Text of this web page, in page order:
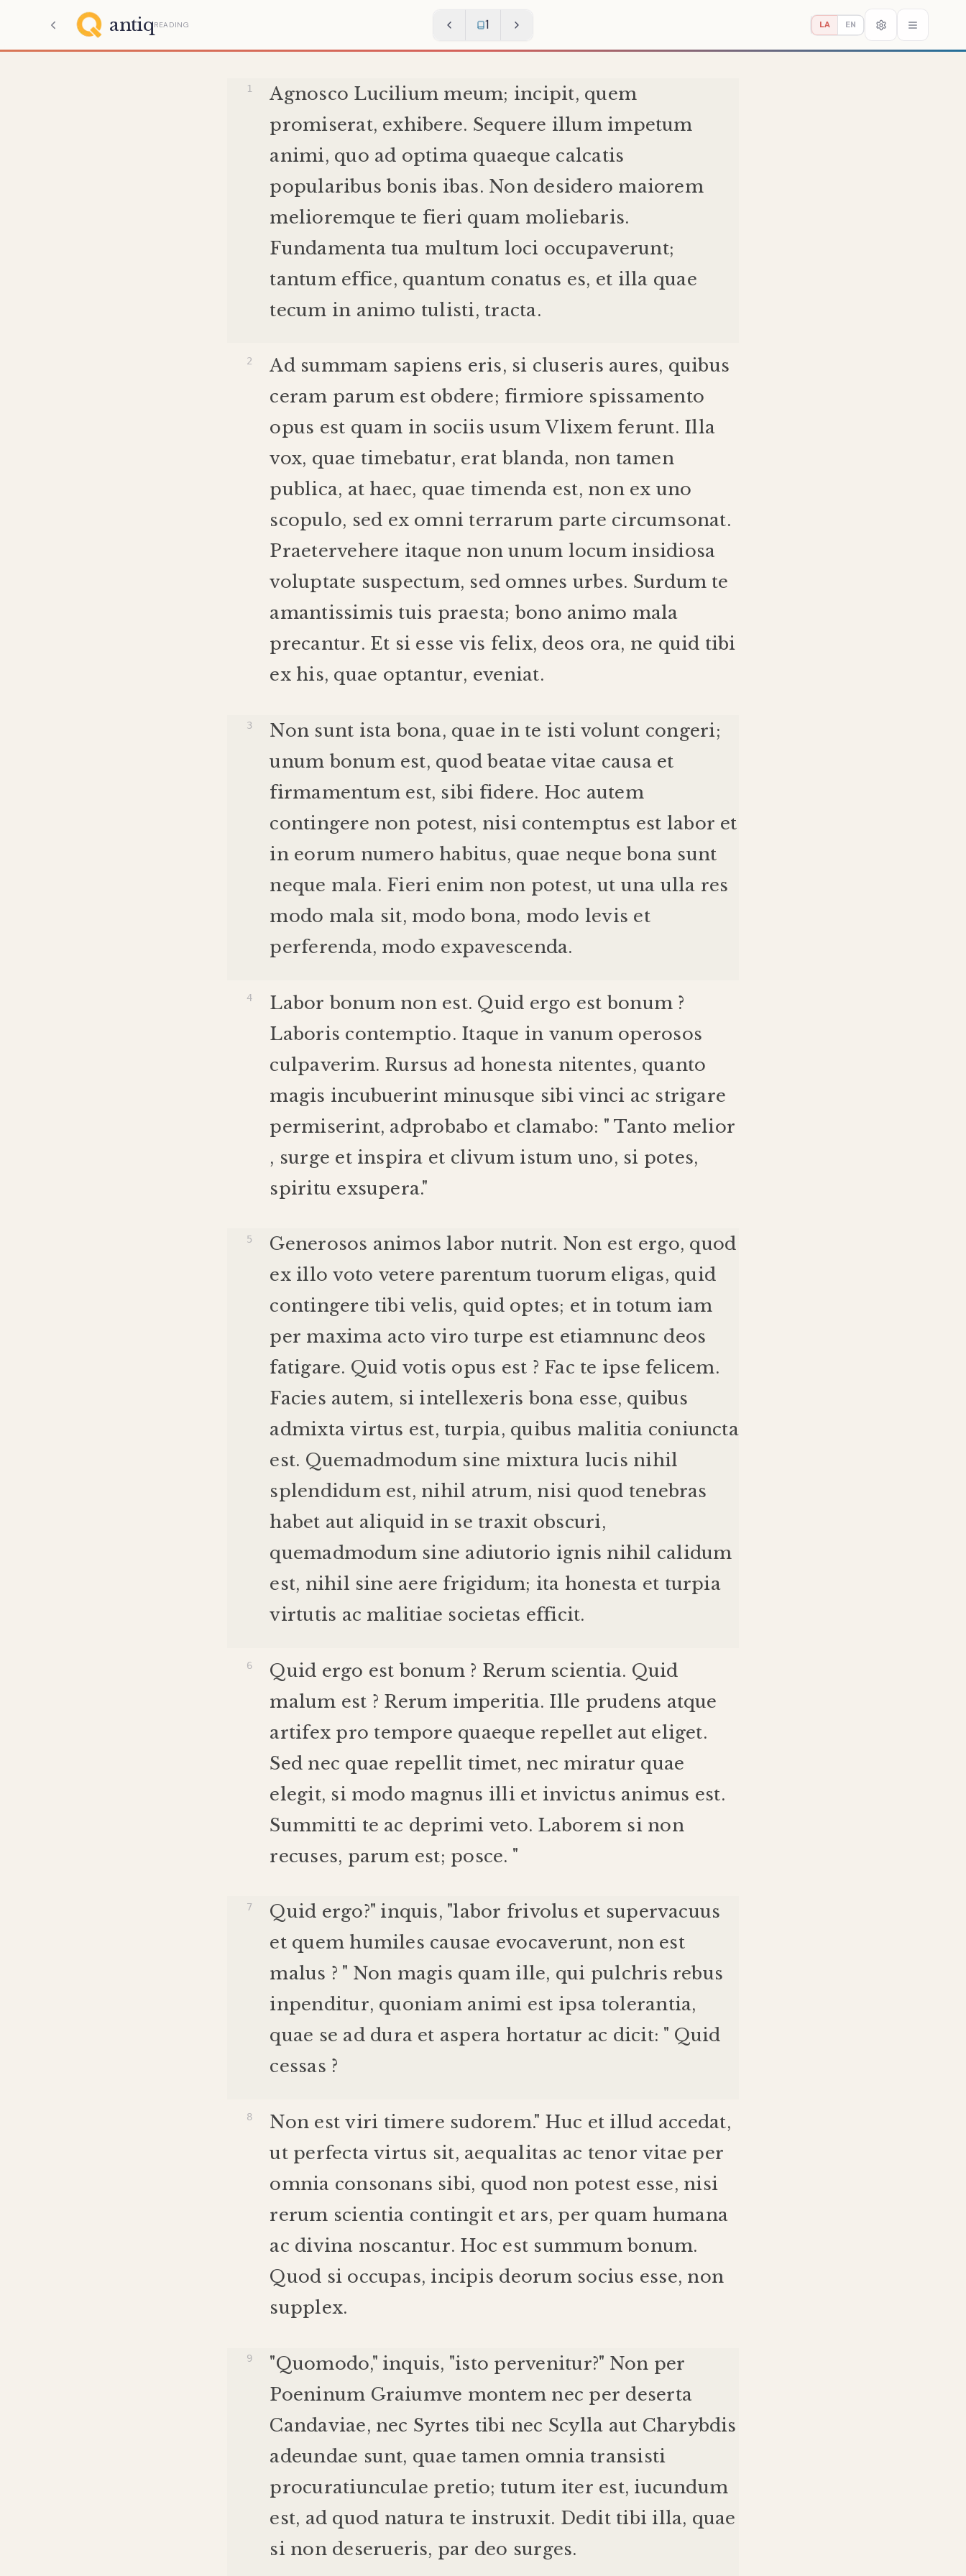
antiqREADING 1 LA EN
Agnosco Lucilium meum; incipit, quem
promiserat, exhibere. Sequere illum impetum
animi, quo ad optima quaeque calcatis
popularibus bonis ibas. Non desidero maiorem
melioremque te fieri quam moliebaris.
Fundamenta tua multum loci occupaverunt;
tantum effice, quantum conatus es, et illa quae
tecum in animo tulisti, tracta.
Ad summam sapiens eris, si cluseris aures, quibus
ceram parum est obdere; firmiore spissamento
opus est quam in sociis usum Vlixem ferunt. Illa
vox, quae timebatur, erat blanda, non tamen
publica, at haec, quae timenda est, non ex uno
scopulo, sed ex omni terrarum parte circumsonat.
Praetervehere itaque non unum locum insidiosa
voluptate suspectum, sed omnes urbes. Surdum te
amantissimis tuis praesta; bono animo mala
precantur. Et si esse vis felix, deos ora, ne quid tibi
ex his, quae optantur, eveniat.
Non sunt ista bona, quae in te isti volunt congeri;
unum bonum est, quod beatae vitae causa et
firmamentum est, sibi fidere. Hoc autem
contingere non potest, nisi contemptus est labor et
in eorum numero habitus, quae neque bona sunt
neque mala. Fieri enim non potest, ut una ulla res
modo mala sit, modo bona, modo levis et
perferenda, modo expavescenda.
Labor bonum non est. Quid ergo est bonum ?
Laboris contemptio. Itaque in vanum operosos
culpaverim. Rursus ad honesta nitentes, quanto
magis incubuerint minusque sibi vinci ac strigare
permiserint, adprobabo et clamabo: "Tanto melior
, surge et inspira et clivum istum uno, si potes,
spiritu exsupera."
Generosos animos labor nutrit. Non est ergo, quod
ex illo voto vetere parentum tuorum eligas, quid
contingere tibi velis, quid optes; et in totum iam
per maxima acto viro turpe est etiamnunc deos
fatigare. Quid votis opus est ? Fac te ipse felicem.
Facies autem, si intellexeris bona esse, quibus
admixta virtus est, turpia, quibus malitia coniuncta
est. Quemadmodum sine mixtura lucis nihil
splendidum est, nihil atrum, nisi quod tenebras
habet aut aliquid in se traxit obscuri,
quemadmodum sine adiutorio ignis nihil calidum
est, nihil sine aere frigidum; ita honesta et turpia
virtutis ac malitiae societas efficit.
Quid ergo est bonum? Rerum scientia. Quid
malum est ? Rerum imperitia. Ille prudens atque
artifex pro tempore quaeque repellet aut eliget.
Sed nec quae repellit timet, nec miratur quae
elegit, si modo magnus illi et invictus animus est.
Summitti te ac deprimi veto. Laborem si non
recuses, parum est; posce. "
Quid ergo?" inquis, "labor frivolus et supervacuus
et quem humiles causae evocaverunt, non est
malus ? " Non magis quam ille, qui pulchris rebus
inpenditur, quoniam animi est ipsa tolerantia,
quae se ad dura et aspera hortatur ac dicit: " Quid
cessas ?
Non est viri timere sudorem." Huc et illud accedat,
ut perfecta virtus sit, aequalitas ac tenor vitae per
omnia consonans sibi, quod non potest esse, nisi
rerum scientia contingit et ars, per quam humana
ac divina noscantur. Hoc est summum bonum.
Quod si occupas, incipis deorum socius esse, non
supplex.
"Quomodo," inquis, "isto pervenitur?" Non per
Poeninum Graiumve montem nec per deserta
Candaviae, nec Syrtes tibi nec Scylla aut Charybdis
adeundae sunt, quae tamen omnia transisti
procuratiunculae pretio; tutum iter est, iucundum
est, ad quod natura te instruxit. Dedit tibi illa, quae
si non deserueris, par deo surges.